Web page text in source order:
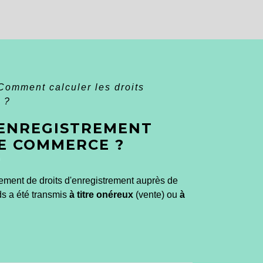
calculer les droits
?
COMMERCE ?
de droits d'enregistrement auprès de
a été transmis à titre onéreux(vente) ou à